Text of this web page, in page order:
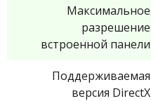
Максимальное
разрешение
встроенной панели
Поддерживаемая
версия DirectX